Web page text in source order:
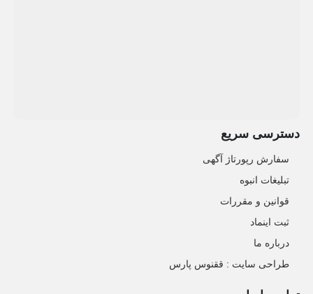
دسترسی سریع
سفارش رپورتاژ آگهی
تبلیغات انبوه
قوانین و مقررات
ثبت اینماد
درباره ما
طراحی سایت : ققنوس پارس